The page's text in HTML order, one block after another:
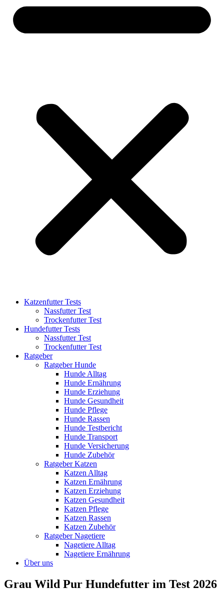
Katzenfutter Tests
Nassfutter Test
Trockenfutter Test
Hundefutter Tests
Nassfutter Test
Trockenfutter Test
Ratgeber
Ratgeber Hunde
Hunde Alltag
Hunde Ernährung
Hunde Erziehung
Hunde Gesundheit
Hunde Pflege
Hunde Rassen
Hunde Testbericht
Hunde Transport
Hunde Versicherung
Hunde Zubehör
Ratgeber Katzen
Katzen Alltag
Katzen Ernährung
Katzen Erziehung
Katzen Gesundheit
Katzen Pflege
Katzen Rassen
Katzen Zubehör
Ratgeber Nagetiere
Nagetiere Alltag
Nagetiere Ernährung
Über uns
Grau Wild Pur Hundefutter im Test 2026